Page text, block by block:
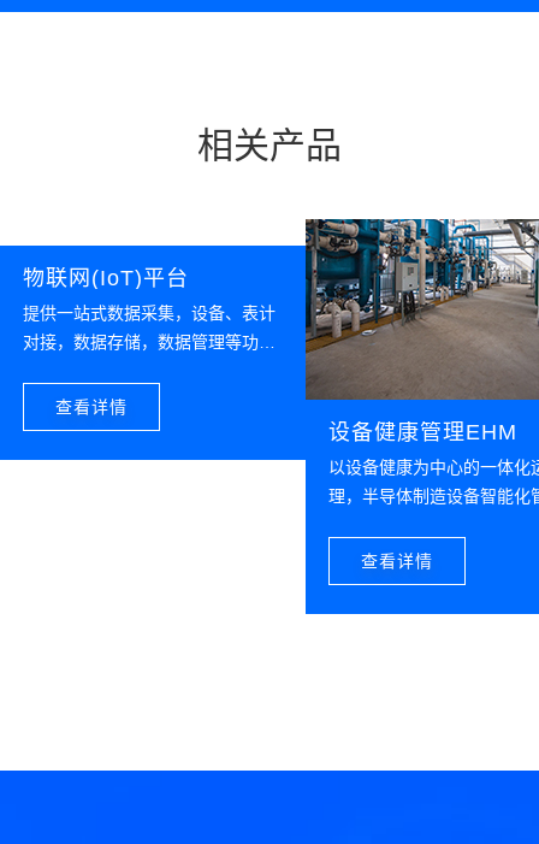
相关产品
物联网(IoT)平台
提供一站式数据采集，设备、表计
对接，数据存储，数据管理等功
查看详情
设备健康管理EHM
以设备健康为中心的一体化
理，半导体制造设备智能化
查看详情